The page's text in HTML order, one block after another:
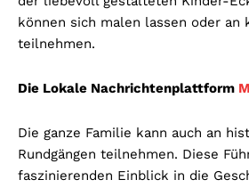
können sich malen lassen oder an
teilnehmen.
Die Lokale Nachrichtenplattform
Die ganze Familie kann auch an
Rundgängen teilnehmen. Diese
faszinierenden Einblick in die